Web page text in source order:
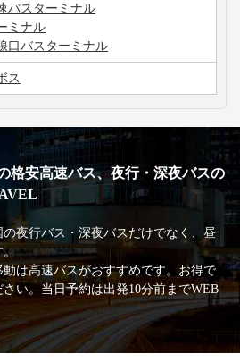
バスターミナル
ミナル
口バスターミナル
ス
格安高速バス、夜行・深夜バスの
夜行バス・深夜バスだけでなく、昼
。
は高速バスがおすすめです。お得で
い。当日予約は出発10分前までWEB